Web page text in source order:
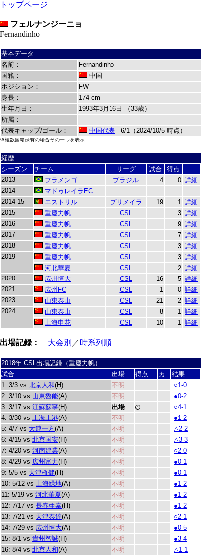
トップページ
フェルナンジーニョ
Fernandinho
基本データ
名前：
Fernandinho
国籍：
中国
ポジション：
FW
身長：
174 cm
生年月日：
1993年3月16日 （33歳）
所属：
代表キャップ/ゴール：
中国代表 6/1（2024/10/5 時点）
※複数国籍保有の場合その一つを表示
経歴
シーズン
チーム リーグ 試合
得点
2013
フラメンゴ ブラジル 4 0 詳細
2014
マドゥレイラEC
2014-15
エストリル プリメイラ 19 1 詳細
2015
重慶力帆 CSL 3 詳細
2016
重慶力帆 CSL 9 詳細
2017
重慶力帆 CSL 7 詳細
2018
重慶力帆 CSL 3 詳細
2019
重慶力帆 CSL 3 詳細
河北華夏
CSL 2 詳細
2020
広州恒大 CSL 16 5 詳細
2021
広州FC CSL 1 0 詳細
2023
山東泰山 CSL 21 2 詳細
2024
山東泰山 CSL 8 1 詳細
上海申花
CSL 10 1 詳細
出場記録： 大会別 ／時系列順
2018年 CSL出場記録（重慶力帆）
試合
出場 得点 カ
結果
1: 3/3 vs 北京人和(H) 不明
○1-0
2: 3/10 vs 山東魯能(A) 不明
●0-2
3: 3/17 vs 江蘇蘇寧(H) 出場
○4-1
4: 3/30 vs 上海上港(A) 不明
●1-2
5: 4/7 vs 大連一方(A) 不明
△2-2
6: 4/15 vs 北京国安(H) 不明
△3-3
7: 4/20 vs 河南建業(A) 不明
○2-0
8: 4/29 vs 広州富力(H) 不明
●0-1
9: 5/5 vs 天津権健(H) 不明
●0-1
10: 5/12 vs 上海緑地(A) 不明
●1-2
11: 5/19 vs 河北華夏(A) 不明
●1-2
12: 7/17 vs 長春亜泰(H) 不明
●1-2
13: 7/21 vs 天津泰達(A) 不明
○2-1
14: 7/29 vs 広州恒大(A) 不明
●0-5
15: 8/1 vs 貴州智誠(H) 不明
●3-4
16: 8/4 vs 北京人和(A) 不明
△1-1